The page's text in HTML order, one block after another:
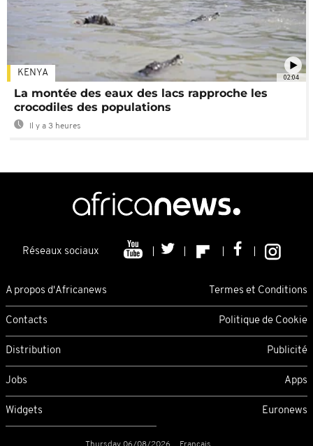
02:04
KENYA
La montée des eaux des lacs rapproche les
crocodiles des populations
Il y a 3 heures
Réseaux sociaux
A propos d'Africanews Termes et Conditions
Contacts Politique de Cookie
Distribution Publicité
Jobs Apps
Widgets Euronews